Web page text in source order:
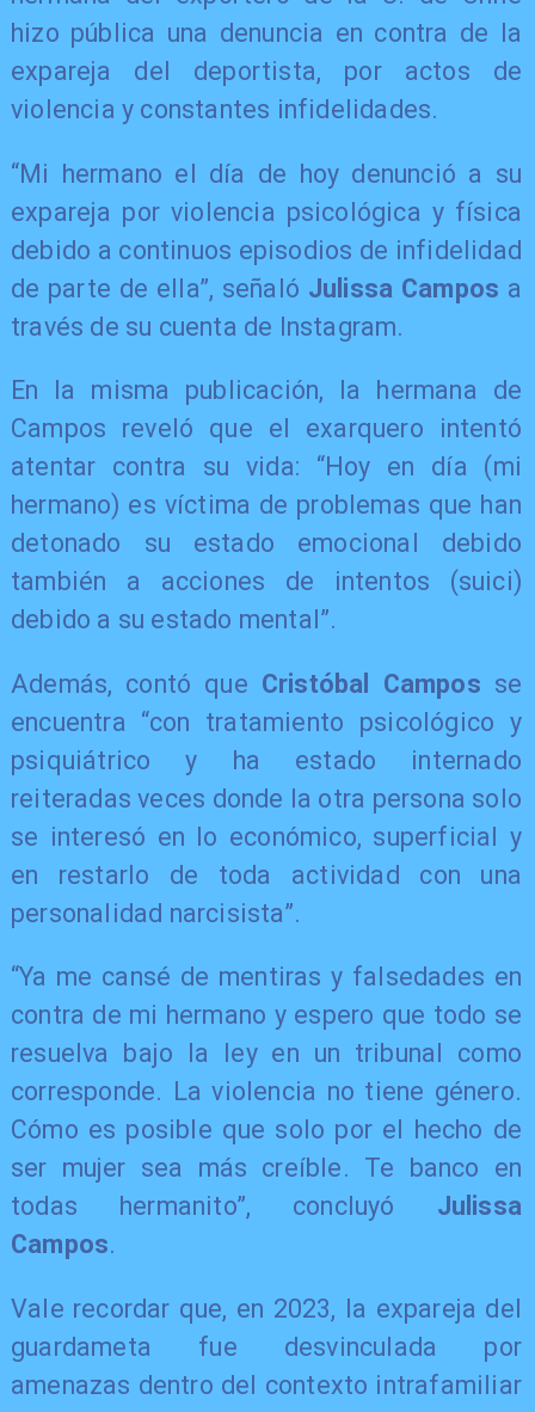
hizo pública una denuncia en contra de la
expareja del deportista, por actos de
violencia y constantes infidelidades.
“Mi hermano el día de hoy denunció a su
expareja por violencia psicológica y física
debido a continuos episodios de infidelidad
de parte de ella”, señaló Julissa Campos a
través de su cuenta de Instagram.
En la misma publicación, la hermana de
Campos reveló que el exarquero intentó
atentar contra su vida: “Hoy en día (mi
hermano) es víctima de problemas que han
detonado su estado emocional debido
también a acciones de intentos (suici)
debido a su estado mental”.
Además, contó que Cristóbal Campos se
encuentra “con tratamiento psicológico y
psiquiátrico y ha estado internado
reiteradas veces donde la otra persona solo
se interesó en lo económico, superficial y
en restarlo de toda actividad con una
personalidad narcisista”.
“Ya me cansé de mentiras y falsedades en
contra de mi hermano y espero que todo se
resuelva bajo la ley en un tribunal como
corresponde. La violencia no tiene género.
Cómo es posible que solo por el hecho de
ser mujer sea más creíble. Te banco en
todas hermanito”, concluyó Julissa
Campos.
Vale recordar que, en 2023, la expareja del
guardameta fue desvinculada por
amenazas dentro del contexto intrafamiliar